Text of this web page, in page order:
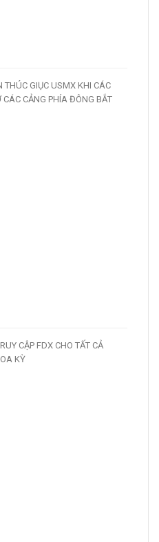
THÚC GIỤC USMX KHI CÁC
CÁC CẢNG PHÍA ĐÔNG BẮT
CẬP FDX CHO TẤT CẢ
KỲ